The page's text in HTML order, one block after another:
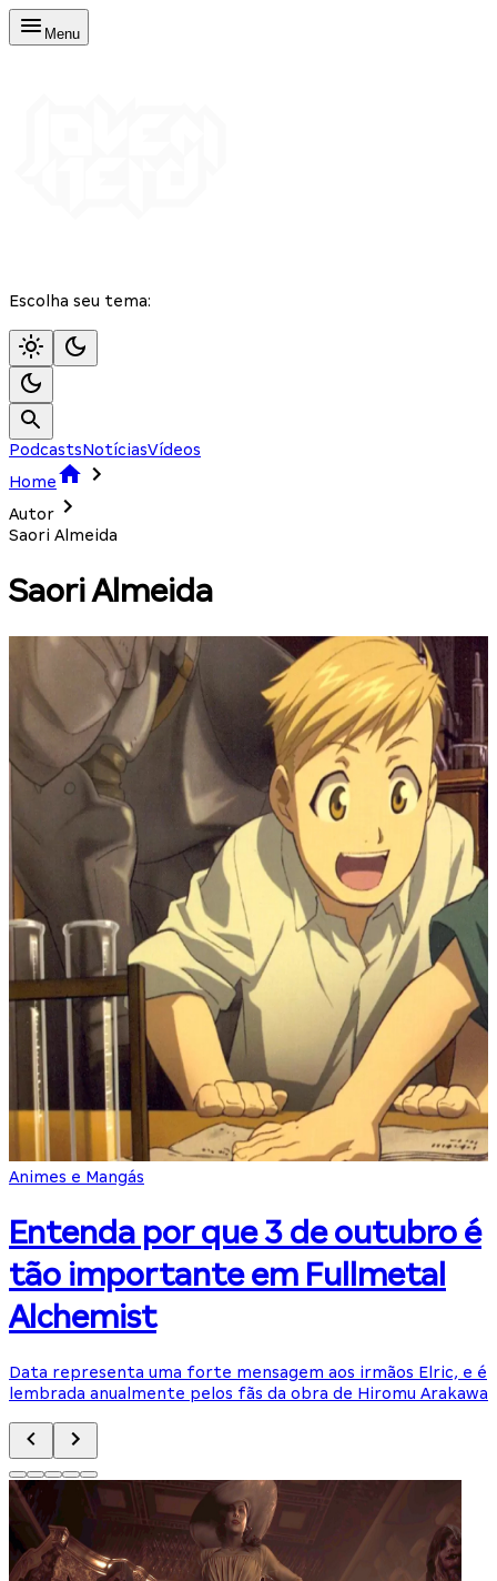
Menu
Escolha seu tema:
PodcastsNotíciasVídeos
Home
Autor
Saori Almeida
Saori Almeida
Animes e Mangás
Entenda por que 3 de outubro é
tão importante em Fullmetal
Alchemist
Data representa uma forte mensagem aos irmãos Elric, e é
lembrada anualmente pelos fãs da obra de Hiromu Arakawa